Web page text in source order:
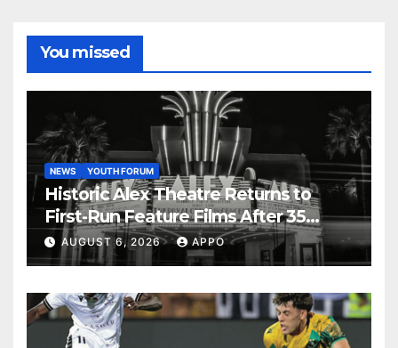
You missed
NEWS YOUTH FORUM
Historic Alex Theatre Returns to
First-Run Feature Films After 35
Years
AUGUST 6, 2026 APPO